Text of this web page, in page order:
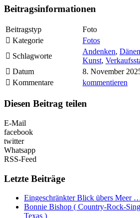
Beitragsinformationen
Beitragstyp
Foto
Kategorie
Fotos
Schlagworte
Andenken,
Kunst,
Datum
8. November
Kommentare
kommentieren
Diesen Beitrag teilen
E-Mail
facebook
twitter
Whatsapp
RSS-Feed
Letzte Beiträge
Eingeschränkter Blick übers Meer
Bonnie Bishop ( Country-Rock-
Texas )